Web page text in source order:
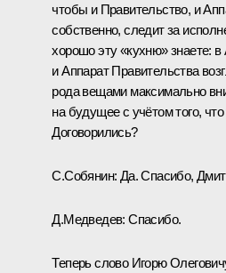
чтобы и Правительство, и
собственно, следит за
хорошо эту «кухню» знаете:
и Аппарат Правительства
рода вещами максимально
на будущее с учётом того,
Договорились?
С.Собянин: Да. Спасибо,
Д.Медведев: Спасибо.
Теперь слово Игорю